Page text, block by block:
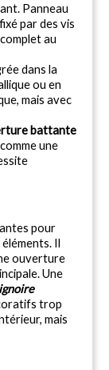
Panneau
par des vis
au
dans la
ou en
mais avec
battante
une
pour
Il
ouverture
Une
trop
mais